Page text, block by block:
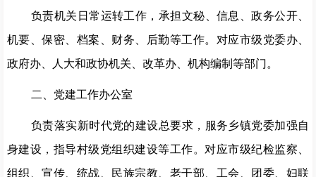
负责机关日常运转工作，承担文秘、信息、政务公开、
机要、保密、档案、财务、后勤等工作。对应市级党委办、
政府办、人大和政协机关、改革办、机构编制等部门。
二、党建工作办公室
负责落实新时代党的建设总要求，服务乡镇党委加强自
身建设，指导村级党组织建设等工作。对应市级纪检监察、
组织、宣传、统战、民族宗教、老干部、工会、团委、妇联